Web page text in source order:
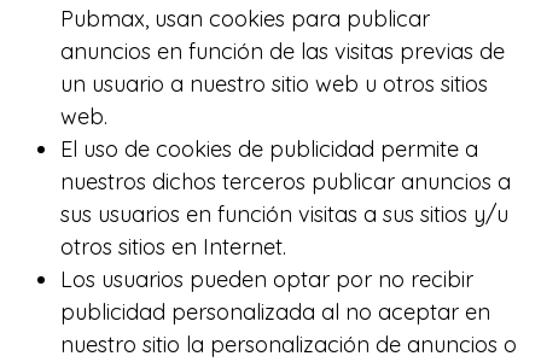
Pubmax, usan cookies para publicar
anuncios en función de las visitas previas de
un usuario a nuestro sitio web u otros sitios
web.
El uso de cookies de publicidad permite a
nuestros dichos terceros publicar anuncios a
sus usuarios en función visitas a sus sitios y/u
otros sitios en Internet.
Los usuarios pueden optar por no recibir
publicidad personalizada al no aceptar en
nuestro sitio la personalización de anuncios o